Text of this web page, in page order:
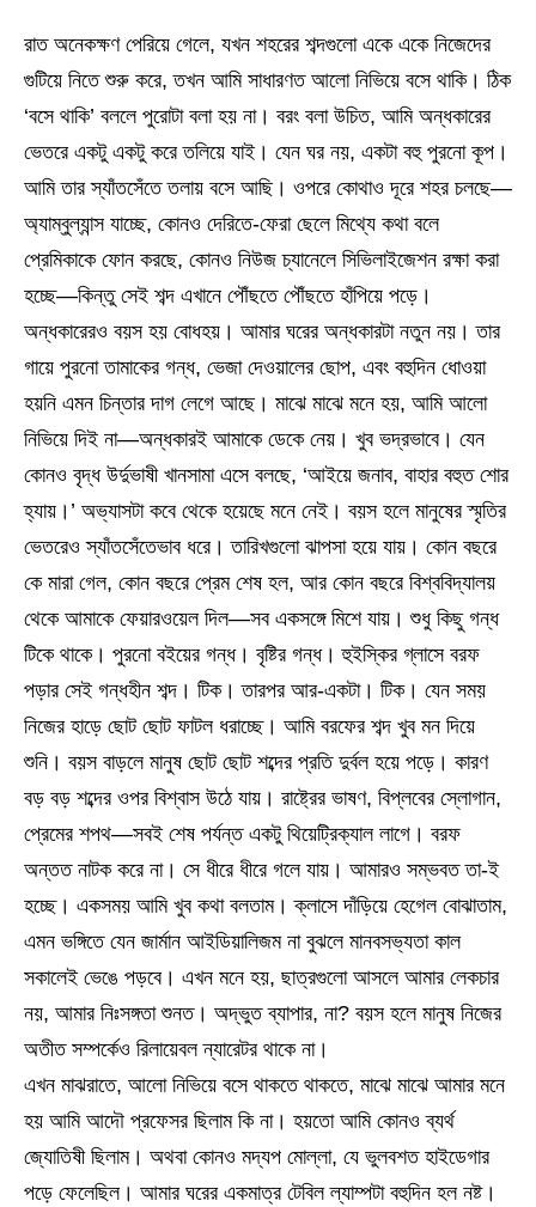
রাত অনেকক্ষণ পেরিয়ে গেলে, যখন শহরের শব্দগুলো একে একে নিজেদের
গুটিয়ে নিতে শুরু করে, তখন আমি সাধারণত আলো নিভিয়ে বসে থাকি। ঠিক
‘বসে থাকি’ বললে পুরোটা বলা হয় না। বরং বলা উচিত, আমি অন্ধকারের
ভেতরে একটু একটু করে তলিয়ে যাই। যেন ঘর নয়, একটা বহু পুরনো কূপ।
আমি তার স্যাঁতসেঁতে তলায় বসে আছি। ওপরে কোথাও দূরে শহর চলছে—
অ্যাম্বুল্যান্স যাচ্ছে, কোনও দেরিতে-ফেরা ছেলে মিথ্যে কথা বলে
প্রেমিকাকে ফোন করছে, কোনও নিউজ চ্যানেলে সিভিলাইজেশন রক্ষা করা
হচ্ছে—কিন্তু সেই শব্দ এখানে পৌঁছতে পৌঁছতে হাঁপিয়ে পড়ে।
অন্ধকারেরও বয়স হয় বোধহয়। আমার ঘরের অন্ধকারটা নতুন নয়। তার
গায়ে পুরনো তামাকের গন্ধ, ভেজা দেওয়ালের ছোপ, এবং বহুদিন ধোওয়া
হয়নি এমন চিন্তার দাগ লেগে আছে। মাঝে মাঝে মনে হয়, আমি আলো
নিভিয়ে দিই না—অন্ধকারই আমাকে ডেকে নেয়। খুব ভদ্রভাবে। যেন
কোনও বৃদ্ধ উর্দুভাষী খানসামা এসে বলছে, ‘আইয়ে জনাব, বাহার বহুত শোর
হ্যায়।’ অভ্যাসটা কবে থেকে হয়েছে মনে নেই। বয়স হলে মানুষের স্মৃতির
ভেতরেও স্যাঁতসেঁতেভাব ধরে। তারিখগুলো ঝাপসা হয়ে যায়। কোন বছরে
কে মারা গেল, কোন বছরে প্রেম শেষ হল, আর কোন বছরে বিশ্ববিদ্যালয়
থেকে আমাকে ফেয়ারওয়েল দিল—সব একসঙ্গে মিশে যায়। শুধু কিছু গন্ধ
টিকে থাকে। পুরনো বইয়ের গন্ধ। বৃষ্টির গন্ধ। হুইস্কির গ্লাসে বরফ
পড়ার সেই গন্ধহীন শব্দ। টিক। তারপর আর-একটা। টিক। যেন সময়
নিজের হাড়ে ছোট ছোট ফাটল ধরাচ্ছে। আমি বরফের শব্দ খুব মন দিয়ে
শুনি। বয়স বাড়লে মানুষ ছোট ছোট শব্দের প্রতি দুর্বল হয়ে পড়ে। কারণ
বড় বড় শব্দের ওপর বিশ্বাস উঠে যায়। রাষ্ট্রের ভাষণ, বিপ্লবের স্লোগান,
প্রেমের শপথ—সবই শেষ পর্যন্ত একটু থিয়েট্রিক্যাল লাগে। বরফ
অন্তত নাটক করে না। সে ধীরে ধীরে গলে যায়। আমারও সম্ভবত তা-ই
হচ্ছে। একসময় আমি খুব কথা বলতাম। ক্লাসে দাঁড়িয়ে হেগেল বোঝাতাম,
এমন ভঙ্গিতে যেন জার্মান আইডিয়ালিজম না বুঝলে মানবসভ্যতা কাল
সকালেই ভেঙে পড়বে। এখন মনে হয়, ছাত্রগুলো আসলে আমার লেকচার
নয়, আমার নিঃসঙ্গতা শুনত। অদ্ভুত ব্যাপার, না? বয়স হলে মানুষ নিজের
অতীত সম্পর্কেও রিলায়েবল ন্যারেটর থাকে না।
এখন মাঝরাতে, আলো নিভিয়ে বসে থাকতে থাকতে, মাঝে মাঝে আমার মনে
হয় আমি আদৌ প্রফেসর ছিলাম কি না। হয়তো আমি কোনও ব্যর্থ
জ্যোতিষী ছিলাম। অথবা কোনও মদ্যপ মোল্লা, যে ভুলবশত হাইডেগার
পড়ে ফেলেছিল। আমার ঘরের একমাত্র টেবিল ল্যাম্পটা বহুদিন হল নষ্ট।